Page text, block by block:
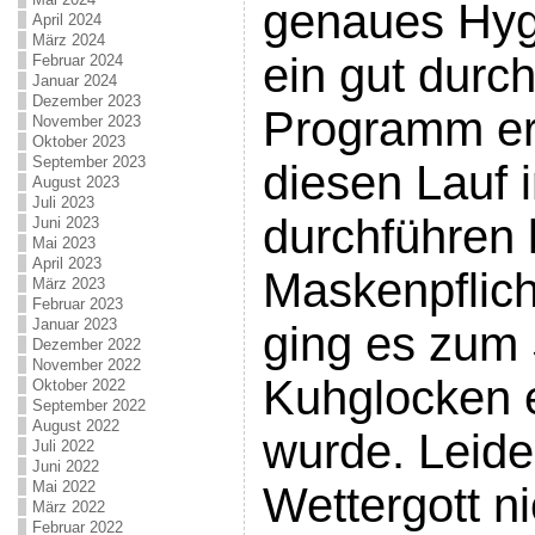
April 2024
März 2024
Februar 2024
Januar 2024
Dezember 2023
November 2023
Oktober 2023
September 2023
August 2023
Juli 2023
Juni 2023
Mai 2023
April 2023
März 2023
Februar 2023
Januar 2023
Dezember 2022
November 2022
Oktober 2022
September 2022
August 2022
Juli 2022
Juni 2022
Mai 2022
März 2022
Februar 2022
genaues
ein gut
Programm
diesen Lauf
durchführen
ging es zum
Kuhglocken
wurde.
Wettergott